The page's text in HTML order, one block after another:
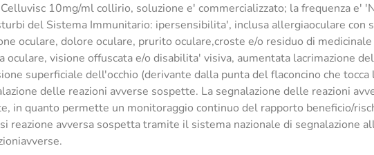
10mg/ml collirio, soluzione e' commercializzato; la frequenza e'
del Sistema Immunitario: ipersensibilita', inclusa allergiaoculare con
oculare, dolore oculare, prurito oculare,croste e/o residuo di
visione offuscata e/o disabilita' visiva, aumentata lacrimazione
superficiale dell'occhio (derivante dalla punta del flaconcino che
delle reazioni avverse sospette. La segnalazione delle reazioni
in quanto permette un monitoraggio continuo del rapporto beneficio/
reazione avversa sospetta tramite il sistema nazionale di segnalazione